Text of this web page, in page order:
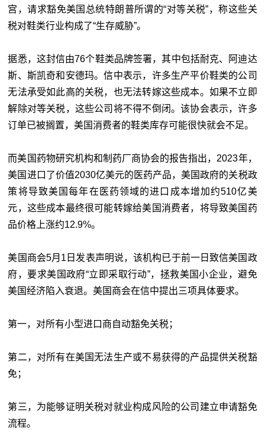
宫，请求豁免美国总统特朗普所谓的“对等关税”，称这些关
税对鞋类行业构成了“生存威胁”。
据悉，这封信由76个鞋类品牌签署，其中包括耐克、阿迪达
斯、斯凯奇和安德玛。信中表示，许多生产平价鞋类的公司
无法承受如此高的关税，也无法转嫁这些成本。如果不立即
解除对等关税，这些公司将不得不倒闭。该协会表示，许多
订单已被搁置，美国消费者的鞋类库存可能很快就会不足。
而美国药物研究机构和制药厂商协会的报告指出，2023年，
美国进口了价值2030亿美元的医药产品，美国政府的关税政
策将导致美国每年在医药领域的进口成本增加约510亿美
元，这些成本最终很可能转嫁给美国消费者，将导致美国药
品价格上涨约12.9%。
美国商会5月1日发表声明说，该机构已于前一日致信美国政
府，要求美国政府“立即采取行动”，拯救美国小企业，避免
美国经济陷入衰退。美国商会在信中提出三项具体要求。
第一，对所有小型进口商自动豁免关税；
第二，对所有在美国无法生产或不易获得的产品提供关税豁
免；
第三，为能够证明关税对就业构成风险的公司建立申请豁免
流程。